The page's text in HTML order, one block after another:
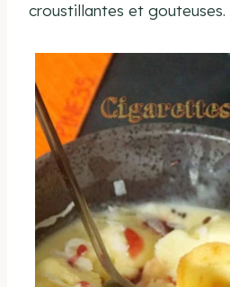
croustillantes et gouteuses.